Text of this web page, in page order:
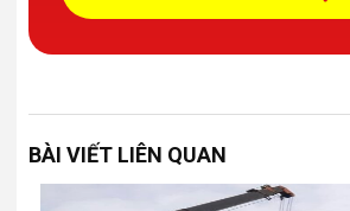
BÀI VIẾT LIÊN QUAN